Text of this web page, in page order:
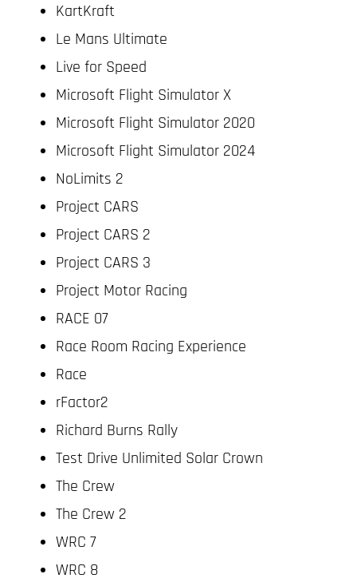
KartKraft
Le Mans Ultimate
Live for Speed
Microsoft Flight Simulator X
Microsoft Flight Simulator 2020
Microsoft Flight Simulator 2024
NoLimits 2
Project CARS
Project CARS 2
Project CARS 3
Project Motor Racing
RACE 07
Race Room Racing Experience
Race
rFactor2
Richard Burns Rally
Test Drive Unlimited Solar Crown
The Crew
The Crew 2
WRC 7
WRC 8